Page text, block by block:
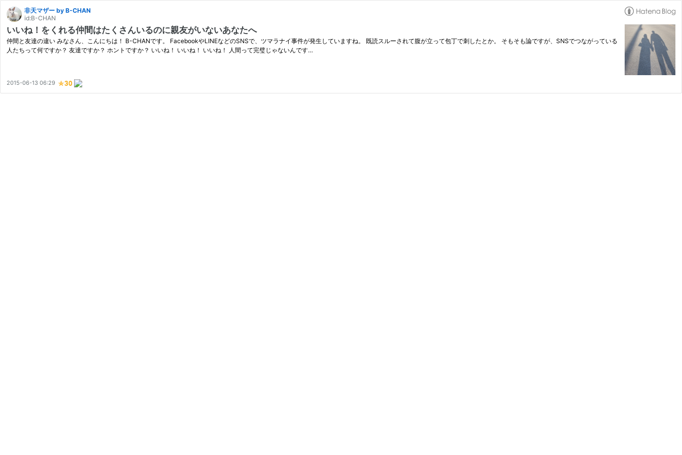
非天マザー by B-CHAN
id:B-CHAN
いいね！をくれる仲間はたくさんいるのに親友がいないあなたへ
仲間と友達の違い みなさん、こんにちは！ B-CHANです。 FacebookやLINEなどのSNSで、ツマラナイ事件が発生していますね。 既読スルーされて腹が立って包丁で刺したとか。 そもそも論ですが、SNSでつながっている
人たちって何ですか？ 友達ですか？ ホントですか？ いいね！ いいね！ いいね！ 人間って完璧じゃないんです…
2015-06-13 06:29